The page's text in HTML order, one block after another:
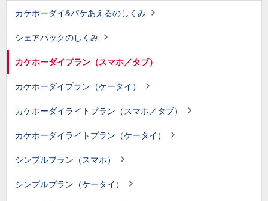
カケホーダイ&パケあえるのしくみ
シェアパックのしくみ
カケホーダイプラン（スマホ／タブ）
カケホーダイプラン（ケータイ）
カケホーダイライトプラン（スマホ／タブ）
カケホーダイライトプラン（ケータイ）
シンプルプラン（スマホ）
シンプルプラン（ケータイ）